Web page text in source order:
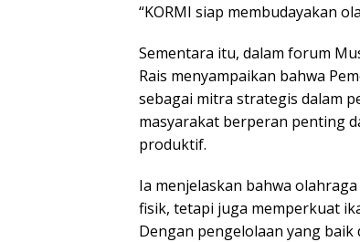
“KORMI siap membudayakan
Sementara itu, dalam forum
Rais menyampaikan bahwa
sebagai mitra strategis dalam
masyarakat berperan penting
produktif.
Ia menjelaskan bahwa
fisik, tetapi juga memperkuat
Dengan pengelolaan yang